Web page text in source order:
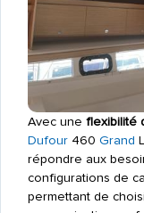
Avec une flexibilité
Dufour460 Grand
répondre aux
configurations de
permettant de